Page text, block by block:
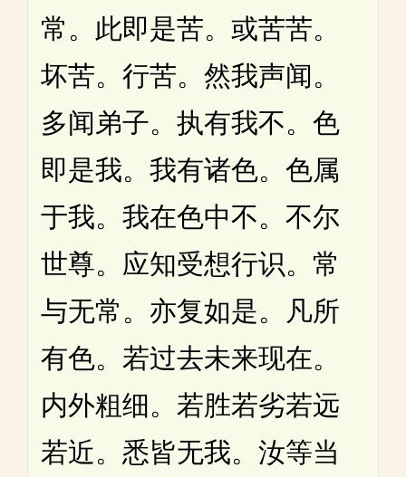
常。此即是苦。或苦苦。
坏苦。行苦。然我声闻。
多闻弟子。执有我不。色
即是我。我有诸色。色属
于我。我在色中不。不尔
世尊。应知受想行识。常
与无常。亦复如是。凡所
有色。若过去未来现在。
内外粗细。若胜若劣若远
若近。悉皆无我。汝等当